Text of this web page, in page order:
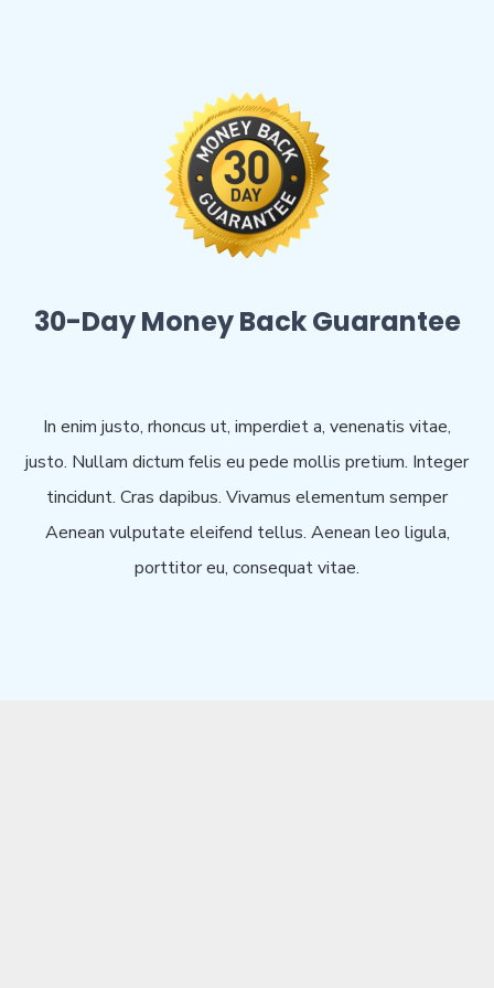
30-Day Money Back Guarantee
In enim justo, rhoncus ut, imperdiet a, venenatis vitae,
justo. Nullam dictum felis eu pede mollis pretium. Integer
tincidunt. Cras dapibus. Vivamus elementum semper
Aenean vulputate eleifend tellus. Aenean leo ligula,
porttitor eu, consequat vitae.